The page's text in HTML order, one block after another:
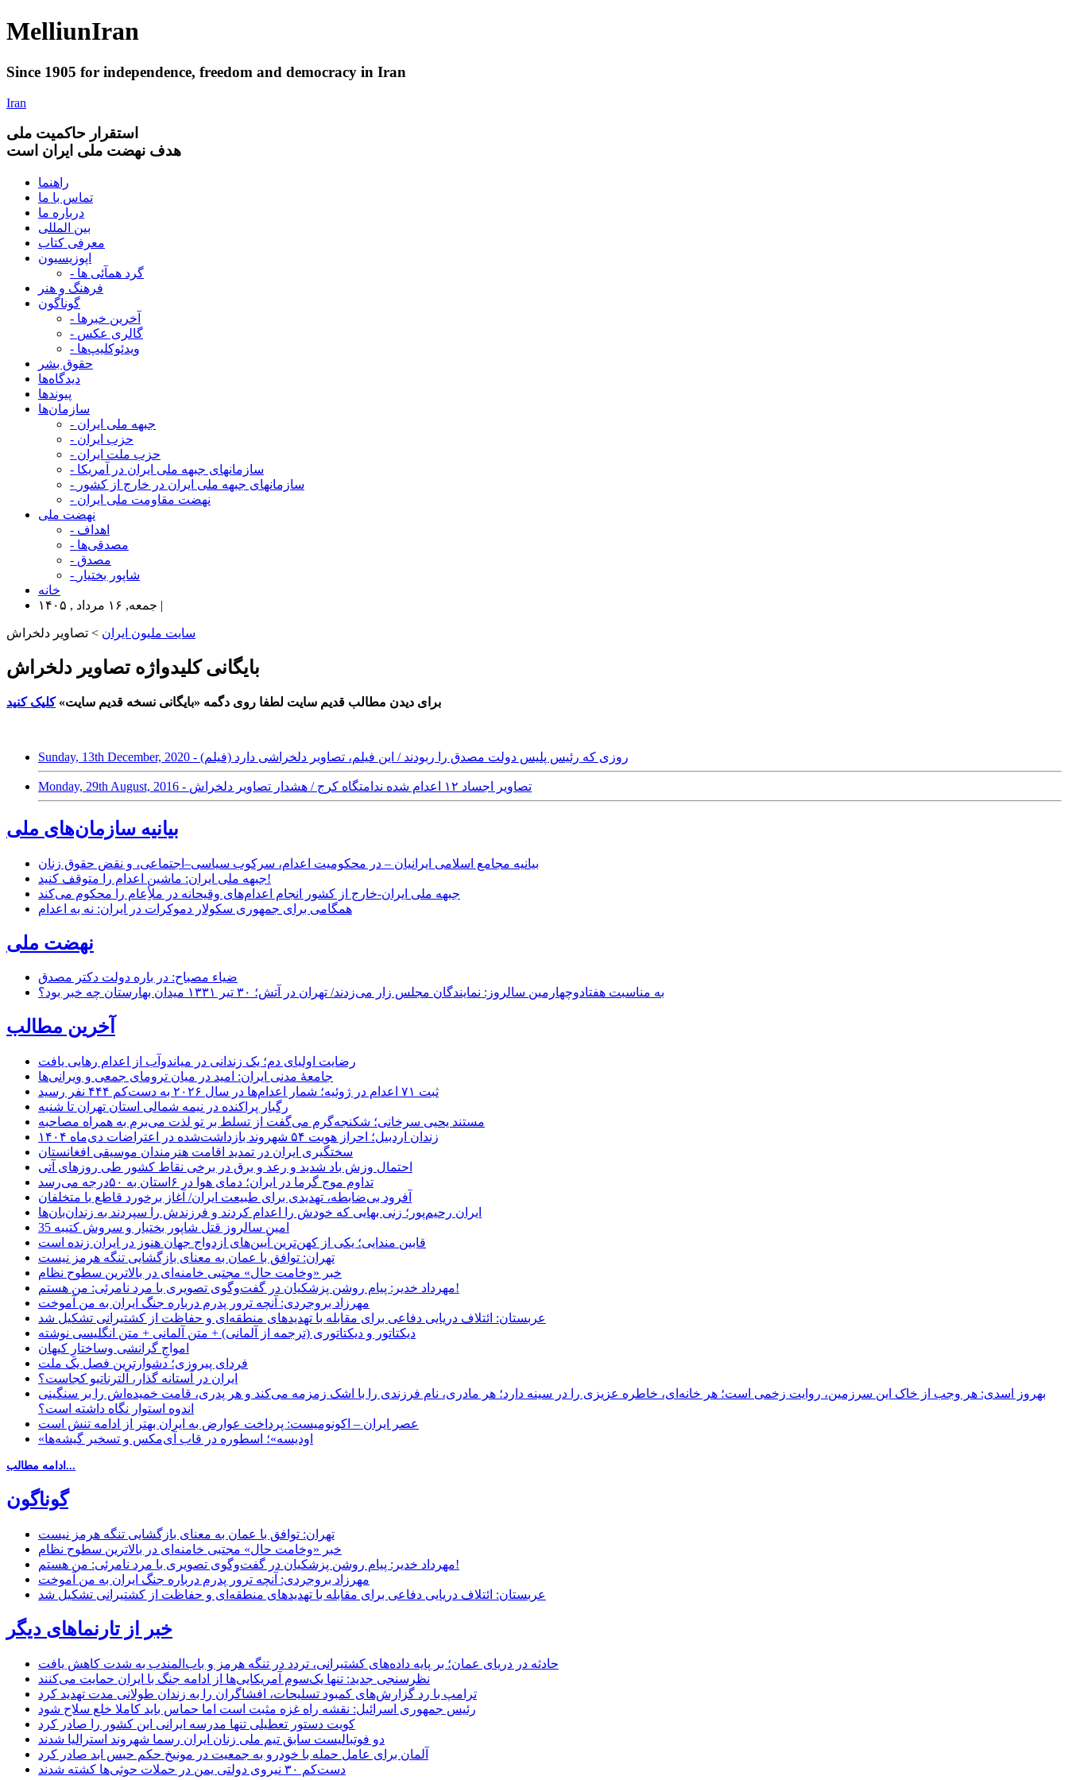
MelliunIran
Since 1905 for independence, freedom and democracy in Iran
Iran
استقرار حاکميت ملی
هدف نهضت ملی ایران است
راهنما
تماس با ما
درباره ما
بین المللی
معرفی کتاب
اپوزیسیون
- گرد همآئی ها
فرهنگ و هنر
گوناگون
- آخرین خبرها
- گالری عکس
- ویدئوکلیپ‌ها
حقوق بشر
دیدگاه‌ها
پیوندها
سازمان‌ها
- جبهه ملی ایران
- حزب ایران
- حزب ملت ایران
- سازمانهای جبهه ملی ایران در آمریکا
- سازمانهای جبهه ملی ایران در خارج از کشور
- نهضت مقاومت ملی ایران
نهضت ملی
- اهداف
- مصدقی‌ها
- مصدق
- شاپور بختیار
خانه
جمعه, ۱۶ مرداد , ۱۴۰۵ |
سایت ملیون ایران > تصاویر دلخراش
بایگانی کلیدواژه تصاویر دلخراش
برای دیدن مطالب قدیم سایت لطفا روی دگمه «بایگانی نسخه قدیم سایت»کلیک کنید
Sunday, 13th December, 2020 - روزی که رئیس پلیس دولت مصدق را ربودند / این فیلم، تصاویر دلخراشی دارد (فیلم)
Monday, 29th August, 2016 - تصاویر اجساد ۱۲ اعدام شده ندامتگاه کرج / هشدار تصاویر دلخراش
بیانیه سازمان‌های ملی
بیانیه مجامع اسلامی ایرانیان – در محکومیت اعدام، سرکوب سیاسی–اجتماعی، و نقض حقوق زنان
جبهه ملی ایران: ماشین اعدام را متوقف کنید!
جبهه ملی ایران-خارج از کشور انجام اعدام‌های وقیحانه در ملأِعام را محکوم می‌کند
همگامی برای جمهوری سکولار دموکرات در ایران: نه به اعدام
نهضت ملی
ضیاء مصباح: در باره دولت دکتر مصدق
به مناسبت هفتادوچهارمین سالروز: نمایندگان مجلس زار می‌زدند/ تهران در آتش؛ ۳۰ تیر ۱۳۳۱ میدان بهارستان چه خبر بود؟
آخرین مطالب
رضایت اولیای دم؛ یک زندانی در میاندوآب از اعدام رهایی یافت
جامعهٔ مدنی ایران: امید در میان ترومای جمعی و ویرانی‌ها
ثبت ۷۱ اعدام در ژوئیه؛ شمار اعدام‌ها در سال ۲۰۲۶ به دست‌کم ۴۴۴ نفر رسید
رگبار پراکنده در نیمه شمالی استان تهران تا شنبه
مستند یحیی سرخانی؛ شکنجه‌گرم می‌گفت از تسلط بر تو لذت می‌برم به همراه مصاحبه
زندان اردبیل؛ احراز هویت ۵۴ شهروند بازداشت‌شده در اعتراضات دی‌ماه ۱۴۰۴
سختگیری ایران در تمدید اقامت هنرمندان موسیقی افغانستان
احتمال وزش باد شدید و رعد و برق در برخی نقاط کشور طی روزهای آتی
تداوم موج گرما در ایران؛ دمای هوا در ۶استان به ۵۰درجه می‌رسد
آفرود بی‌ضابطه، تهدیدی برای طبیعت ایران/ آغاز برخورد قاطع با متخلفان
ایران رحیم‌پور؛ زنی بهایی که خودش را اعدام کردند و فرزندش را سپردند به زندان‌بان‌ها
35 امین سالروز قتل شاپور بختیار و سروش کتیبه
قابین مندایی؛ یکی از کهن‌ترین آیین‌های ازدواج جهان هنوز در ایران زنده است
تهران: توافق با عمان به معنای بازگشایی تنگه هرمز نیست
خبر «وخامت حال» مجتبی خامنه‌ای در بالاترین سطوح نظام
مهرداد خدیر: پیام روشن پزشکیان در گفت‌و‌گوی تصویری با مرد نامرئی: من هستم!
مهرزاد بروجردی: آنچه ترور پدرم درباره جنگ ایران به من آموخت
عربستان: ائتلاف دریایی دفاعی برای مقابله با تهدیدهای منطقه‌ای و حفاظت از کشتیرانی تشکیل شد
دیکتاتور و دیکتاتوری (ترجمه از آلمانی) + متن آلمانی + متن انگلیسی نوشته
‌امواجِ گرانشی وساختارِ کیهان
فردای پیروزی؛ دشوارترین فصل یک ملت
ایران در آستانه گذار، آلترناتیو کجاست؟
بهروز اسدی: هر وجب از خاک‌ این سرزمین، روایت زخمی است؛ هر خانه‌ای، خاطره عزیزی را در سینه دارد؛ هر مادری، نام فرزندی را با اشک زمزمه می‌کند و هر پدری، قامت خمیده‌اش را بر سنگینی
اندوه استوار نگاه داشته است؟
عصر ایران – اکونومیست: پرداخت عوارض به ایران بهتر از ادامه تنش است
«اودیسه»؛ اسطوره در قاب آی‌مکس و تسخیر گیشه‌ها
ادامه مطالب...
گوناگون
تهران: توافق با عمان به معنای بازگشایی تنگه هرمز نیست
خبر «وخامت حال» مجتبی خامنه‌ای در بالاترین سطوح نظام
مهرداد خدیر: پیام روشن پزشکیان در گفت‌و‌گوی تصویری با مرد نامرئی: من هستم!
مهرزاد بروجردی: آنچه ترور پدرم درباره جنگ ایران به من آموخت
عربستان: ائتلاف دریایی دفاعی برای مقابله با تهدیدهای منطقه‌ای و حفاظت از کشتیرانی تشکیل شد
خبر از تارنماهای دیگر
حادثه در دریای عمان؛ بر پایه داده‌های کشتیرانی، تردد در تنگه هرمز و باب‌المندب به شدت کاهش یافت
نظرسنجی جدید: تنها یک‌سوم آمریکایی‌ها از ادامه جنگ با ایران حمایت می‌کنند
ترامپ با رد گزارش‌های کمبود تسلیحات، افشاگران را به زندان طولانی مدت تهدید کرد
رئیس‌ جمهوری اسرائیل: نقشه راه غزه مثبت است اما حماس باید کاملا خلع سلاح شود
کویت دستور تعطیلی تنها مدرسه ایرانی این کشور را صادر کرد
دو فوتبالیست سابق تیم ملی زنان ایران رسما شهروند استرالیا شدند
آلمان برای عامل حمله با خودرو به جمعیت در مونیخ حکم حبس ابد صادر کرد
دست‌کم ۳۰ نیروی دولتی یمن در حملات حوثی‌ها کشته شدند